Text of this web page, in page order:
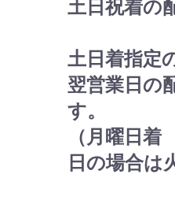
土日祝着の
土日着指定
翌営業日の
す。
（月曜日
日の場合は